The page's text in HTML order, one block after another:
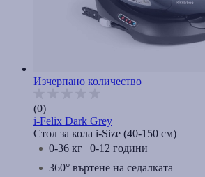
Изчерпано количество
(0)
i-Felix Dark Grey
Стол за кола i-Size (40-150 cм)
0-36 кг | 0-12 години
360° въртене на седалката